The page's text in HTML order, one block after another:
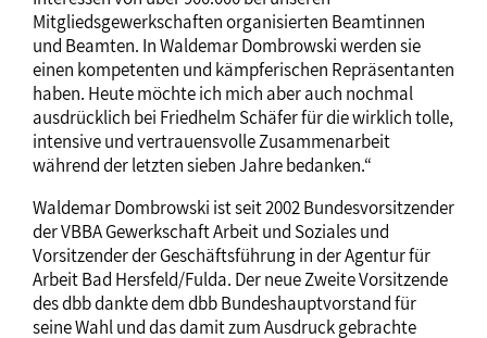
Mitgliedsgewerkschaften organisierten Beamtinnen
und Beamten. In Waldemar Dombrowski werden sie
einen kompetenten und kämpferischen Repräsentanten
haben. Heute möchte ich mich aber auch nochmal
ausdrücklich bei Friedhelm Schäfer für die wirklich tolle,
intensive und vertrauensvolle Zusammenarbeit
während der letzten sieben Jahre bedanken.“
Waldemar Dombrowski ist seit 2002 Bundesvorsitzender
der VBBA Gewerkschaft Arbeit und Soziales und
Vorsitzender der Geschäftsführung in der Agentur für
Arbeit Bad Hersfeld/Fulda. Der neue Zweite Vorsitzende
des dbb dankte dem dbb Bundeshauptvorstand für
seine Wahl und das damit zum Ausdruck gebrachte